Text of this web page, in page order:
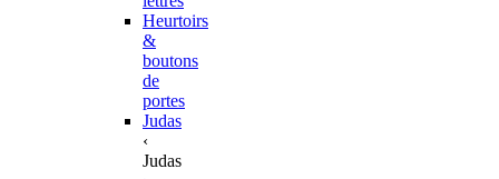
Heurtoirs
&
boutons
de
portes
Judas
‹
Judas